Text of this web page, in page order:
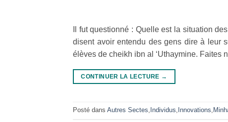
Il fut questionné : Quelle est la situation
disent avoir entendu des gens dire à leur
élèves de cheikh ibn al ‘Uthaymine. Faites
CONTINUER LA LECTURE →
Posté dans Autres Sectes, Individus, Innovations,